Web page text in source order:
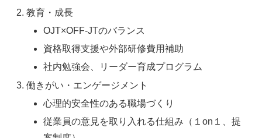
教育・成長
OJT×OFF-JTのバランス
資格取得支援や外部研修費用補助
社内勉強会、リーダー育成プログラム
働きがい・エンゲージメント
心理的安全性のある職場づくり
従業員の意見を取り入れる仕組み（１on１、提